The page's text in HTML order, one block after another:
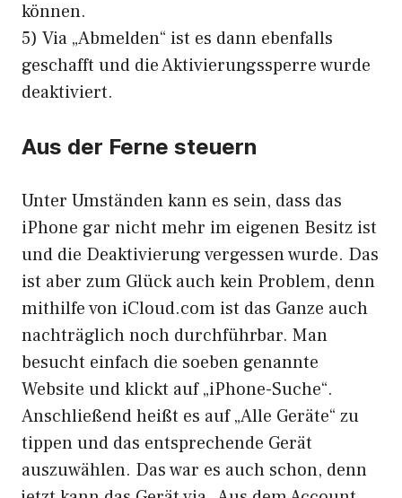
können.
5) Via „Abmelden“ ist es dann ebenfalls
geschafft und die Aktivierungssperre wurde
deaktiviert.
Aus der Ferne steuern
Unter Umständen kann es sein, dass das
iPhone gar nicht mehr im eigenen Besitz ist
und die Deaktivierung vergessen wurde. Das
ist aber zum Glück auch kein Problem, denn
mithilfe von iCloud.com ist das Ganze auch
nachträglich noch durchführbar. Man
besucht einfach die soeben genannte
Website und klickt auf „iPhone-Suche“.
Anschließend heißt es auf „Alle Geräte“ zu
tippen und das entsprechende Gerät
auszuwählen. Das war es auch schon, denn